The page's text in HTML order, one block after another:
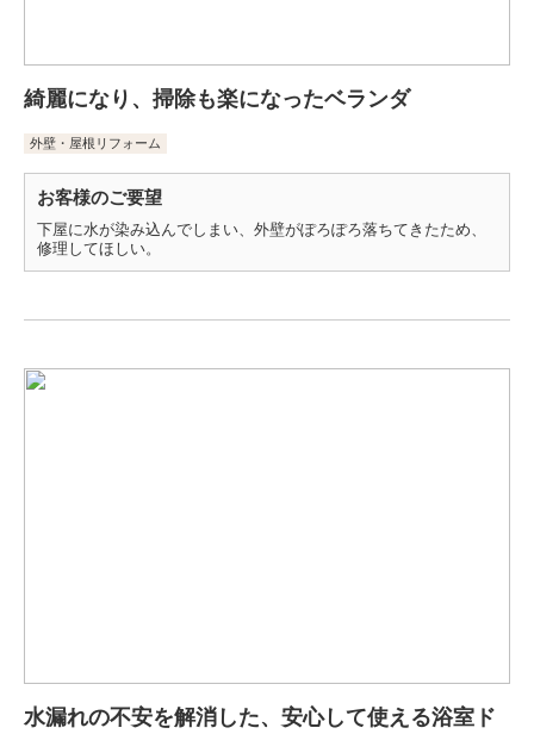
綺麗になり、掃除も楽になったベランダ
外壁・屋根リフォーム
お客様のご要望
下屋に水が染み込んでしまい、外壁がぽろぽろ落ちてきたため、
修理してほしい。
水漏れの不安を解消した、安心して使える浴室ド